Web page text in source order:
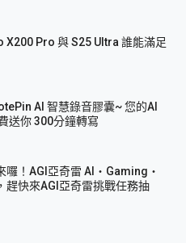
X200 Pro 與 S25 Ultra 誰能滿足
AI 智慧錄音膠囊~ 您的AI
送你 300分鐘轉寫
囉！AGI亞奇雷 AI・Gaming・
趕快來AGI亞奇雷挑戰任務抽